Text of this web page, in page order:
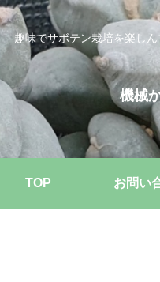
趣味でサボテン栽培を楽し
機械
TOP お問い